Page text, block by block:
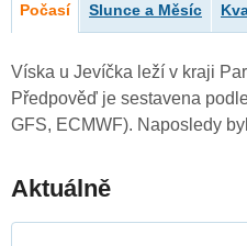
Počasí Slunce a Měsíc
Víska u Jevíčka leží v kraji
Předpověď je sestavena
GFS, ECMWF). Naposledy
Aktuálně